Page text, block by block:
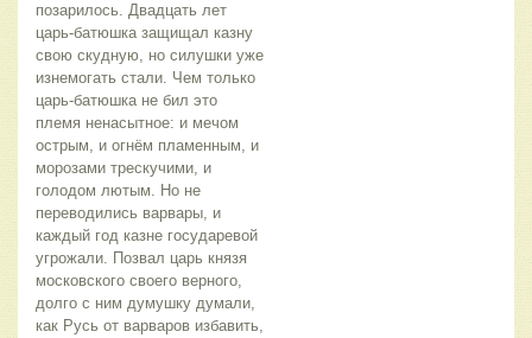
позарилось. Двадцать лет
царь-батюшка защищал казну
свою скудную, но силушки уже
изнемогать стали. Чем только
царь-батюшка не бил это
племя ненасытное: и мечом
острым, и огнём пламенным, и
морозами трескучими, и
голодом лютым. Но не
переводились варвары, и
каждый год казне государевой
угрожали. Позвал царь князя
московского своего верного,
долго с ним думушку думали,
как Русь от варваров избавить,